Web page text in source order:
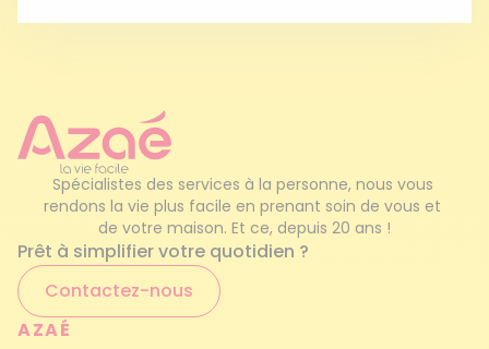
Spécialistes des services à la personne, nous vous
rendons la vie plus facile en prenant soin de vous et
de votre maison. Et ce, depuis 20 ans !
Prêt à simplifier votre quotidien ?
Contactez-nous
AZAÉ